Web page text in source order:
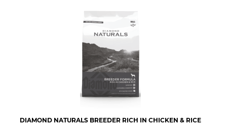
DIAMOND NATURALS BREEDER RICH IN CHICKEN & RICE